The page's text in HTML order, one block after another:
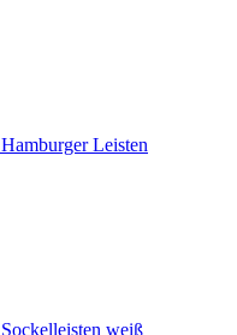
Hamburger Leisten
Sockelleisten weiß